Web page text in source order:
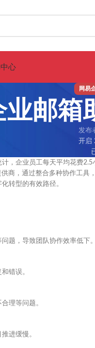
心
网易
业邮箱
发布
开启
，企业员工每天平均花费
商，通过整合多种协作工具
转型的有效路径。
题，导致团队协作效率低下。
错误。
理等问题。
进缓慢。